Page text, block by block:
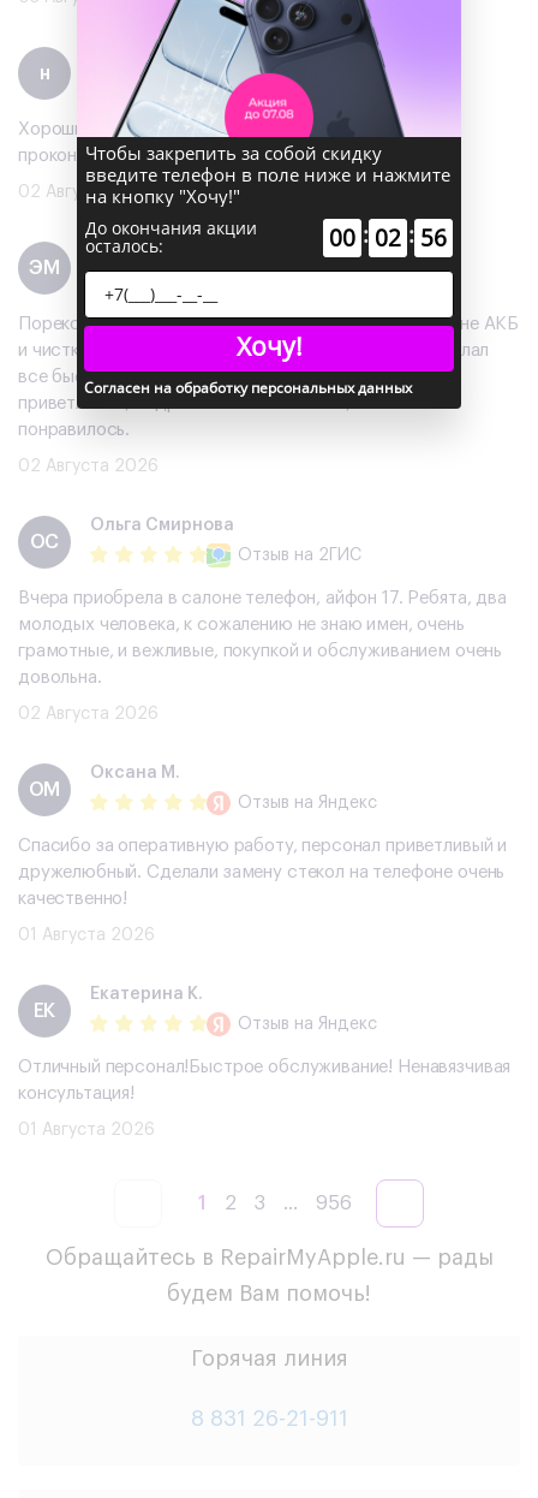
н
Отзыв
на Яндекс
Хороший магазин помогли со скидкой на айфон и
проконсультировали
02 Августа 2026
ЭМ
Эдик Морёнов
Порекомендовали обратиться в этот сервис по смене АКБ
и чистке телефона от пыли, специалист Валерий сделал
все быстро и профессионально, персонал очень
приветливый, подробно все объяснили, все очень
понравилось.
02 Августа 2026
ОС
Ольга Смирнова
Отзыв на 2ГИС
Вчера приобрела в салоне телефон, айфон 17. Ребята, два
молодых человека, к сожалению не знаю имен, очень
грамотные, и вежливые, покупкой и обслуживанием очень
довольна.
02 Августа 2026
ОМ
Оксана М.
Отзыв на Яндекс
Спасибо за оперативную работу, персонал приветливый и
дружелюбный. Сделали замену стекол на телефоне очень
качественно!
01 Августа 2026
ЕК
Екатерина К.
Отзыв на Яндекс
Отличный персонал!Быстрое обслуживание! Ненавязчивая
консультация!
01 Августа 2026
1 2 3 ... 956
Обращайтесь в RepairMyApple.ru — рады
будем Вам помочь!
Горячая линия
8 831 26-21-911
Чтобы закрепить за собой скидку
введите телефон в поле ниже и нажмите
на кнопку "Хочу!"
До окончания акции
осталось: 00 : 02 : 56
Хочу!
Согласен на обработку персональных данных